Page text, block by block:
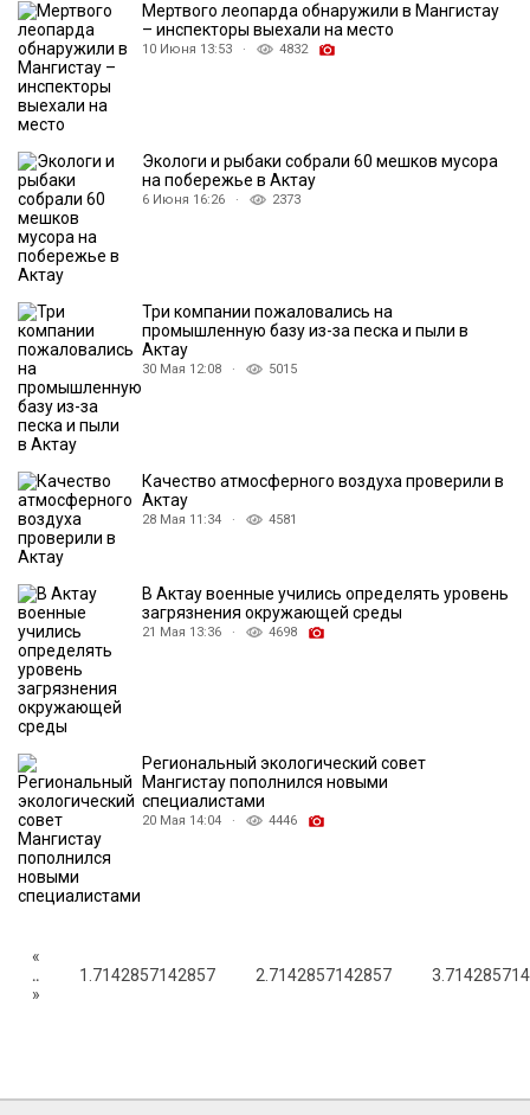
Мертвого леопарда обнаружили в Мангистау
– инспекторы выехали на место
10 Июня 13:53 · 4832
Экологи и рыбаки собрали 60 мешков мусора
на побережье в Актау
6 Июня 16:26 · 2373
Три компании пожаловались на
промышленную базу из-за песка и пыли в
Актау
30 Мая 12:08 · 5015
Качество атмосферного воздуха проверили в
Актау
28 Мая 11:34 · 4581
В Актау военные учились определять уровень
загрязнения окружающей среды
21 Мая 13:36 · 4698
Региональный экологический совет
Мангистау пополнился новыми
специалистами
20 Мая 14:04 · 4446
«
..
1.7142857142857 2.7142857142857
»